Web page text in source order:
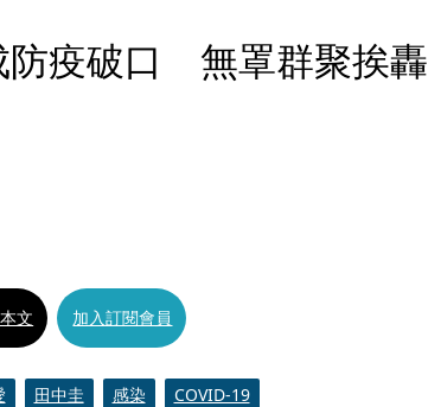
防疫破口 無罩群聚挨轟
文 加入訂閱會員
田中圭 感染 COVID-19